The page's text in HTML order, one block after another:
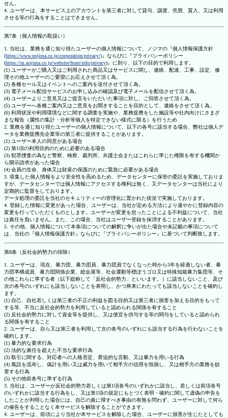
せん。
4. ユーザーは、本サービス上のアカウントを第三者に対して貸与、譲渡、売買、質入、又は利用
させる等の行為をすることはできません。
第7条（個人情報の取扱い）
1. 当社は、業務を通じ知り得たユーザーの個人情報について、ノジマの『個人情報保護方針
(https://www.nojima.co.jp/corporation/privacy/)』ならびに『プライバシーポリシー
(https://m.nojima.co.jp/website/front/info/privacy)』に則り、以下の目的で利用します。
(1) ユーザーがご購入又はご利用された商品又はサービスに関し、連絡、配達、工事、設定、修
理その他ユーザーのご要望にお応えさせて頂く為。
(2) 各種セール又はイベントへのご案内を送付させて頂く為。
(3) 電子メール配信サービスのお申し込みの確認及び電子メールを配信させて頂く為。
(4) ユーザーよりご意見又はご提言をいただいた事項に対し、ご回答させて頂く為。
(5) ユーザーへ各種ご案内又はご意見をお聞きすることを目的として、連絡をさせて頂く為。
(6) 利用状況や利用環境などに関する調査を実施や、業務提携をした施設等や社内向けにさまざ
まな報告（属性の集計・分析等個人を特定できない様式に限る）を行うため
2. 業務を通じ知り得たユーザーの個人情報について、以下の各号に該当する場合、弊社は個人デ
ータを業務提携先企業等の第三者に提供することがあります。
(1) ユーザー本人の同意がある場合
(2) 第1項の利用目的のために必要のある場合
(3) 犯罪捜査の為など警察、検察、裁判所、弁護士会またはこれらに準じた権限を有する機関か
ら開示請求があった場合
(4) 会員の生命、身体又は財産の保護のために緊急に必要がある場合
3. 収集した個人情報をより安全性を高めるため、データセンターに保管の委託を実施しておりま
すが、データセンターでは個人情報にアクセスする権利は無く、又データセンターは当社により
定期的に監督をしております。
データ処理の委託を当社のセキュリティーの管理化に置かれた状況で実施しております。
4. 登録した情報に変更があった場合、ユーザーは、当社が定める方法により速やかに登録内容の
変更を行っていただくものとします。ユーザーが変更を怠ったことによる不利益について、当社
は責任を負いません。また、この場合、当社はユーザー登録を抹消することがあります。
5. その他、個人情報について本条項についての解釈に争いが出た場合や未記載の事項について
は、当社の『個人情報保護方針』ならびに『プライバシーポリシー』に基づいて判断致します。
第8条（反社会的勢力の排除）
1. ユーザーは、現在、暴力団、暴力団員、暴力団員でなくなった時から5年を経過しない者、暴
力団準構成員、暴力団関係企業、総会屋等、社会運動等標ぼうゴロ又は特殊知能暴力集団等、そ
の他これらに準ずる者（以下総称して「反社会的勢力」といいます。）に該当しないこと、及び
次の各号のいずれにも該当しないことを表明し、かつ将来にわたっても該当しないことを確約し
ます。
(1) 自己、自社若しくは第三者の不正の利益を図る目的又は第三者に損害を加える目的をもって
する等、不当に反社会的勢力を利用していると認められる関係を有すること
(2) 反社会的勢力に対して資金等を提供し、又は便宜を供与する等の関与をしていると認められ
る関係を有すること
2. ユーザーは、自ら又は第三者を利用して次の各号のいずれにも該当する行為を行わないことを
確約します。
(1) 暴力的な要求行為
(2) 法的な責任を超えた不当な要求行為
(3) 取引に関する、対応者への人格否定、脅迫的な言動、又は暴力を用いる行為
(4) 風説を流布し、偽計を用い又は威力を用いて相手方の信用を毀損し、又は相手方の業務を妨
害する行為
(5) その他前各号に準ずる行為
3. 当社は、ユーザーが反社会的勢力若しくは第1項各号のいずれかに該当し、若しくは前項各号
のいずれかに該当する行為をし、又は第1項の規定にもとづく表明・確約に関して虚偽の申告を
したことが判明した場合には、自己の責に帰すべき事由の有無を問わず、ユーザーに対して何ら
の催告をすることなく本サービスを解除することができます。
4. ユーザーは、前項により当社が本サービスを解除した場合、ユーザーに損害が生じたとしても